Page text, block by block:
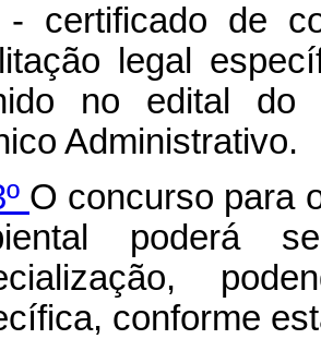
- certificado de
legal
no edital
Administrativo.
O concurso para
poderá
conforme